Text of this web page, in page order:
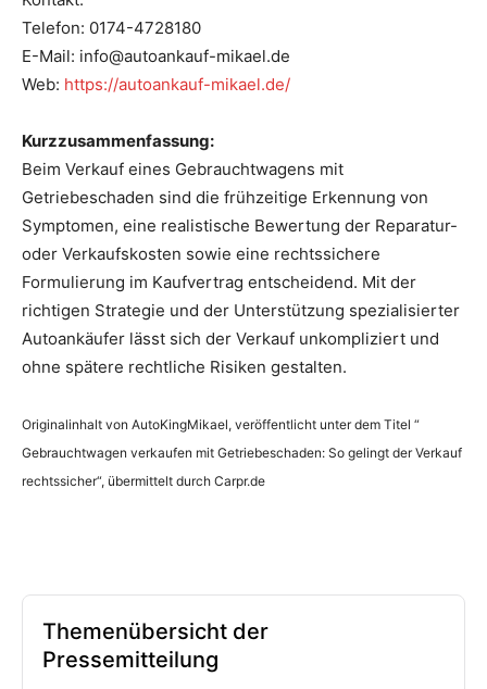
Telefon: 0174-4728180
E-Mail: info@autoankauf-mikael.de
Web: https://autoankauf-mikael.de/
Kurzzusammenfassung:
Beim Verkauf eines Gebrauchtwagens mit
Getriebeschaden sind die frühzeitige Erkennung von
Symptomen, eine realistische Bewertung der Reparatur-
oder Verkaufskosten sowie eine rechtssichere
Formulierung im Kaufvertrag entscheidend. Mit der
richtigen Strategie und der Unterstützung spezialisierter
Autoankäufer lässt sich der Verkauf unkompliziert und
ohne spätere rechtliche Risiken gestalten.
Originalinhalt von AutoKingMikael, veröffentlicht unter dem Titel “
Gebrauchtwagen verkaufen mit Getriebeschaden: So gelingt der Verkauf
rechtssicher“, übermittelt durch Carpr.de
Themenübersicht der
Pressemitteilung